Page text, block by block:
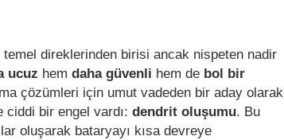
direklerinden birisi ancak nispeten nadir
ucuz hem daha güvenli hem de bol bir
çözümleri için umut vadeden bir aday olarak
ciddi bir engel vardı: dendrit oluşumu. Bu
oluşarak bataryayı kısa devreye